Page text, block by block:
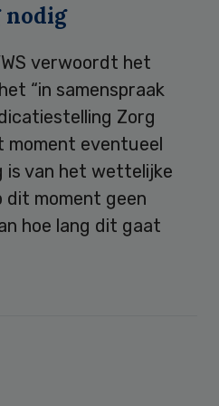
verwoordt het
“in samenspraak
Zorg
eventueel
is van het wettelijke
dit moment geen
hoe lang dit gaat